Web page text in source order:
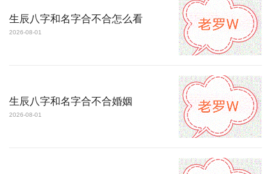
生辰八字和名字合不合怎么看
2026-08-01
生辰八字和名字合不合婚姻
2026-08-01